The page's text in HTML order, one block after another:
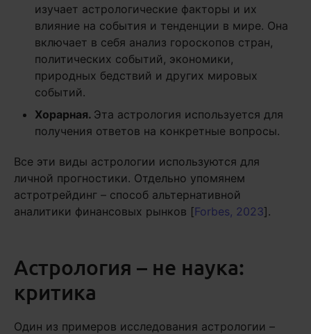
изучает астрологические факторы и их
влияние на события и тенденции в мире. Она
включает в себя анализ гороскопов стран,
политических событий, экономики,
природных бедствий и других мировых
событий.
Хорарная. Эта астрология используется для
получения ответов на конкретные вопросы.
Все эти виды астрологии используются для
личной прогностики. Отдельно упомянем
астротрейдинг – способ альтернативной
аналитики финансовых рынков [Forbes, 2023].
Астрология – не наука:
критика
Один из примеров исследования астрологии –